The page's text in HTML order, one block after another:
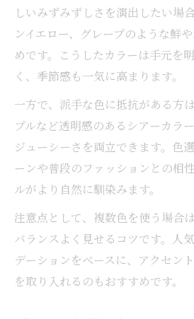
しいみずみずしさを演出したい場
ンイエロー、グレープのような鮮
めです。こうしたカラーは手元を
く、季節感も一気に高まります。
一方で、派手な色に抵抗がある方
プルなど透明感のあるシアーカラ
ジューシーさを両立できます。色
ーンや普段のファッションとの相
ルがより自然に馴染みます。
注意点として、複数色を使う場合
バランスよく見せるコツです。人
デーションをベースに、アクセン
を取り入れるのもおすすめです。